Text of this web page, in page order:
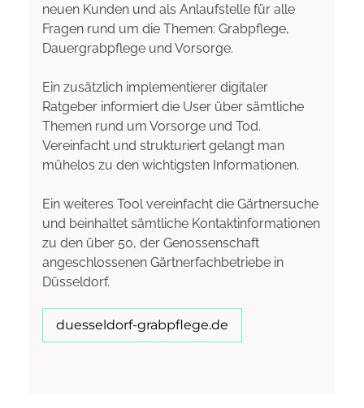
neuen Kunden und als Anlaufstelle für alle
Fragen rund um die Themen: Grabpflege,
Dauergrabpflege und Vorsorge.
Ein zusätzlich implementierer digitaler
Ratgeber informiert die User über sämtliche
Themen rund um Vorsorge und Tod.
Vereinfacht und strukturiert gelangt man
mühelos zu den wichtigsten Informationen.
Ein weiteres Tool vereinfacht die Gärtnersuche
und beinhaltet sämtliche Kontaktinformationen
zu den über 50, der Genossenschaft
angeschlossenen Gärtnerfachbetriebe in
Düsseldorf.
duesseldorf-grabpflege.de